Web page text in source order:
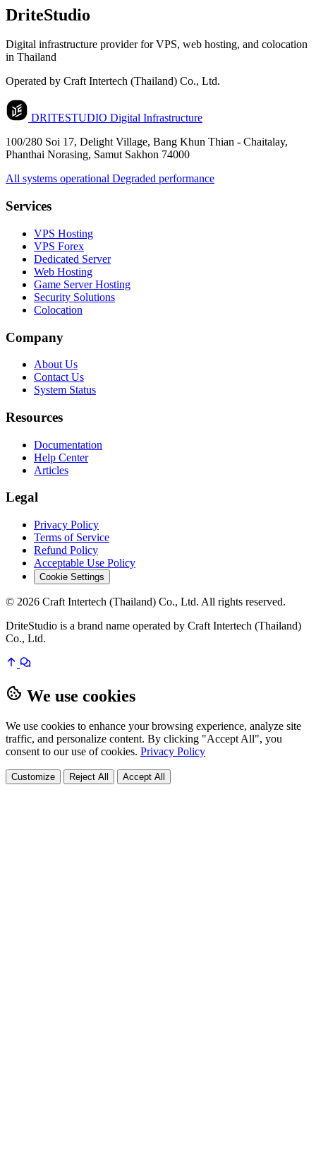
DriteStudio
Digital infrastructure provider for VPS, web hosting, and colocation
in Thailand
Operated by Craft Intertech (Thailand) Co., Ltd.
DRITESTUDIO Digital Infrastructure
100/280 Soi 17, Delight Village, Bang Khun Thian - Chaitalay,
Phanthai Norasing, Samut Sakhon 74000
All systems operational Degraded performance
Services
VPS Hosting
VPS Forex
Dedicated Server
Web Hosting
Game Server Hosting
Security Solutions
Colocation
Company
About Us
Contact Us
System Status
Resources
Documentation
Help Center
Articles
Legal
Privacy Policy
Terms of Service
Refund Policy
Acceptable Use Policy
Cookie Settings
© 2026 Craft Intertech (Thailand) Co., Ltd. All rights reserved.
DriteStudio is a brand name operated by Craft Intertech (Thailand)
Co., Ltd.
We use cookies
We use cookies to enhance your browsing experience, analyze site
traffic, and personalize content. By clicking "Accept All", you
consent to our use of cookies. Privacy Policy
Customize Reject All Accept All